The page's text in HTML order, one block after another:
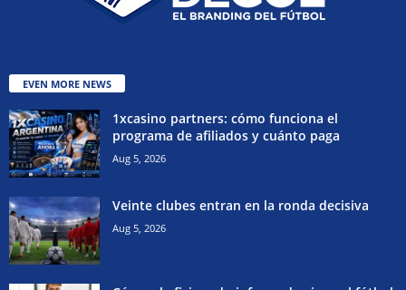
EVEN MORE NEWS
1xcasino partners: cómo funciona el
programa de afiliados y cuánto paga
Aug 5, 2026
Veinte clubes entran en la ronda decisiva
Aug 5, 2026